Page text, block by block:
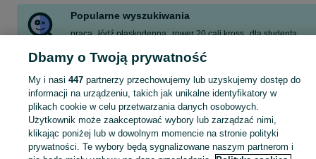
Popularne wyszukiwania
praca łódź płaskodenna rower 20 cali kross dla studenta
meble kuchenne używane
monitor
Skorzystaj z największego serwisu ogłoszeniowego - Pułtusk i okolice! Kupuj to, czego pragniesz i sprzedawaj to, czego już nie potrzebujesz!
Mapa kategorii
Dbamy o Twoją prywatność
My i nasi 447partnerzy przechowujemy lub uzyskujemy dostęp do
informacji na urządzeniu, takich jak unikalne identyfikatory w
plikach cookie w celu przetwarzania danych osobowych.
Użytkownik może zaakceptować wybory lub zarządzać nimi,
klikając poniżej lub w dowolnym momencie na stronie polityki
prywatności. Te wybory będą sygnalizowane naszym partnerom i